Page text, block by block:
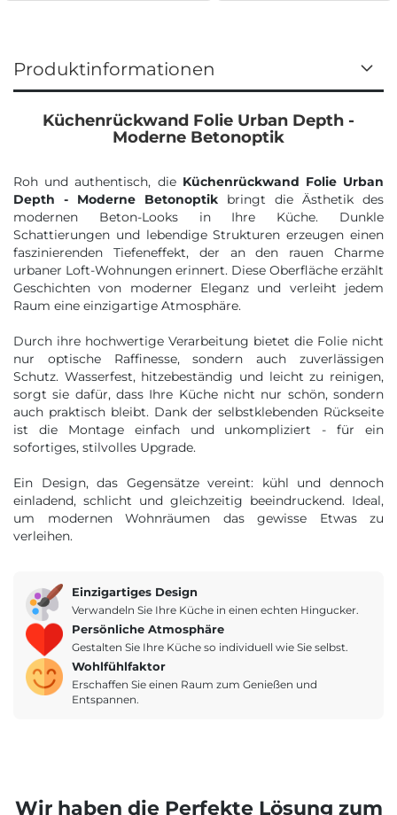
Produktinformationen
Küchenrückwand Folie Urban Depth -
Moderne Betonoptik
Roh und authentisch, die Küchenrückwand Folie Urban
Depth - Moderne Betonoptik bringt die Ästhetik des
modernen Beton-Looks in Ihre Küche. Dunkle
Schattierungen und lebendige Strukturen erzeugen einen
faszinierenden Tiefeneffekt, der an den rauen Charme
urbaner Loft-Wohnungen erinnert. Diese Oberfläche erzählt
Geschichten von moderner Eleganz und verleiht jedem
Raum eine einzigartige Atmosphäre.
Durch ihre hochwertige Verarbeitung bietet die Folie nicht
nur optische Raffinesse, sondern auch zuverlässigen
Schutz. Wasserfest, hitzebeständig und leicht zu reinigen,
sorgt sie dafür, dass Ihre Küche nicht nur schön, sondern
auch praktisch bleibt. Dank der selbstklebenden Rückseite
ist die Montage einfach und unkompliziert - für ein
sofortiges, stilvolles Upgrade.
Ein Design, das Gegensätze vereint: kühl und dennoch
einladend, schlicht und gleichzeitig beeindruckend. Ideal,
um modernen Wohnräumen das gewisse Etwas zu
verleihen.
Einzigartiges Design
Verwandeln Sie Ihre Küche in einen echten Hingucker.
Persönliche Atmosphäre
Gestalten Sie Ihre Küche so individuell wie Sie selbst.
Wohlfühlfaktor
Erschaffen Sie einen Raum zum Genießen und
Entspannen.
Wir haben die Perfekte Lösung zum